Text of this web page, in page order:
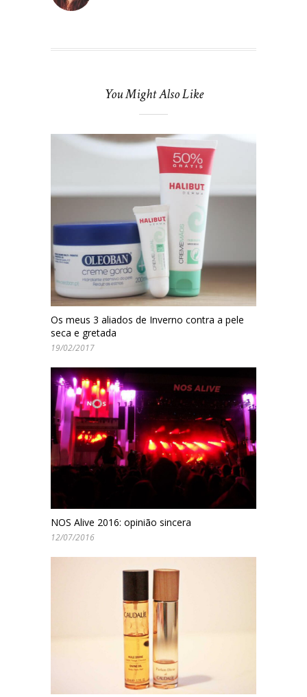
You Might Also Like
Os meus 3 aliados de Inverno contra a pele
seca e gretada
19/02/2017
NOS Alive 2016: opinião sincera
12/07/2016